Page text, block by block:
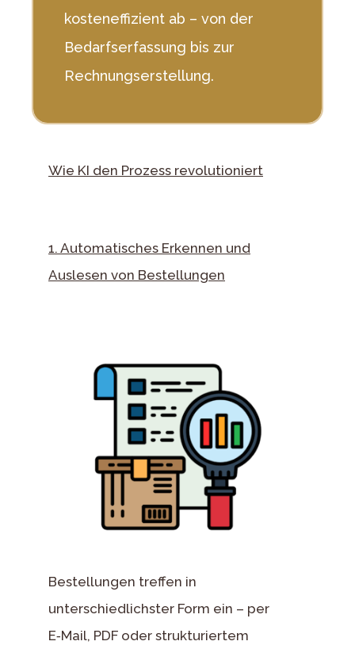
kosteneffizient ab – von der
Bedarfserfassung bis zur
Rechnungserstellung.
Wie KI den Prozess revolutioniert
1. Automatisches Erkennen und
Auslesen von Bestellungen
Bestellungen treffen in
unterschiedlichster Form ein – per
E‑Mail, PDF oder strukturiertem